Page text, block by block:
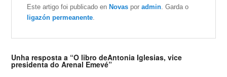
Este artigo foi publicado en Novas poradmin . Garda o
ligazón permeanente
Unha resposta a “O libro deAntonia Iglesias, vice
presidenta do Arenal Emevé”